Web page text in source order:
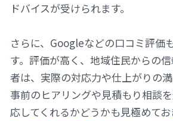
ドバイスが受けられます。
さらに、Googleなどの口コミ評価
す。評価が高く、地域住民からの
者は、実際の対応力や仕上がりの満
事前のヒアリングや見積もり相談
応してくれるかどうかも見極めてお